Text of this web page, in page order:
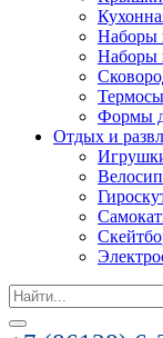
Наборы
Наборы
Формы
Отдых и
Search
for: